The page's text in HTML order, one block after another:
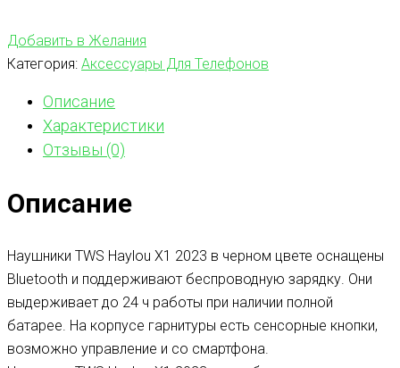
Добавить в Желания
Категория: Аксессуары Для Телефонов
Описание
Характеристики
Отзывы (0)
Описание
Наушники TWS Haylou X1 2023 в черном цвете оснащены
Bluetooth и поддерживают беспроводную зарядку. Они
выдерживает до 24 ч работы при наличии полной
батарее. На корпусе гарнитуры есть сенсорные кнопки,
возможно управление и со смартфона.